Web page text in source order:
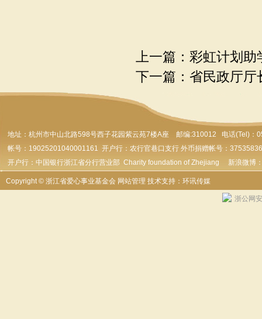
上一篇： 彩虹计划
下一篇： 省民政厅厅
地址：杭州市中山北路598号西子花园紫云苑7楼A座 邮编:310012 电话(Tel)
帐号：19025201040001161 开户行：农行官巷口支行 外币捐赠帐号：
开户行：中国银行浙江省分行营业部 Charity foundation of Zhejiang 新浪微博
Copyright © 浙江省爱心事业基金会 网站管理 技术支持：环讯传媒
浙公网